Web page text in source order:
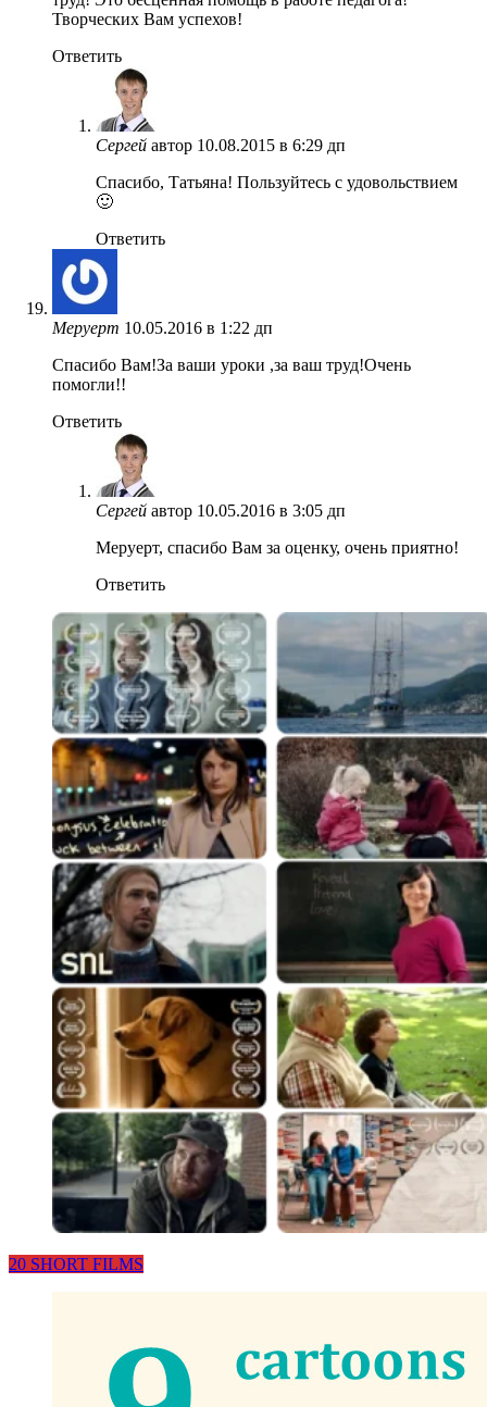
Творческих Вам успехов!
Ответить
Сергей автор 10.08.2015 в 6:29 дп
Спасибо, Татьяна! Пользуйтесь с удовольствием
🙂
Ответить
Меруерт 10.05.2016 в 1:22 дп
Спасибо Вам!За ваши уроки ,за ваш труд!Очень
помогли!!
Ответить
Сергей автор 10.05.2016 в 3:05 дп
Меруерт, спасибо Вам за оценку, очень приятно!
Ответить
20 SHORT FILMS